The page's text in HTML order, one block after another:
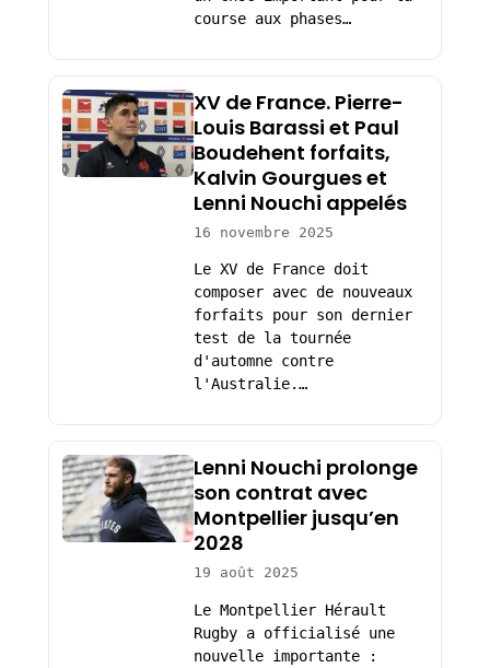
course aux phases…
XV de France. Pierre-
Louis Barassi et Paul
Boudehent forfaits,
Kalvin Gourgues et
Lenni Nouchi appelés
16 novembre 2025
Le XV de France doit
composer avec de nouveaux
forfaits pour son dernier
test de la tournée
d'automne contre
l'Australie.…
Lenni Nouchi prolonge
son contrat avec
Montpellier jusqu’en
2028
19 août 2025
Le Montpellier Hérault
Rugby a officialisé une
nouvelle importante :